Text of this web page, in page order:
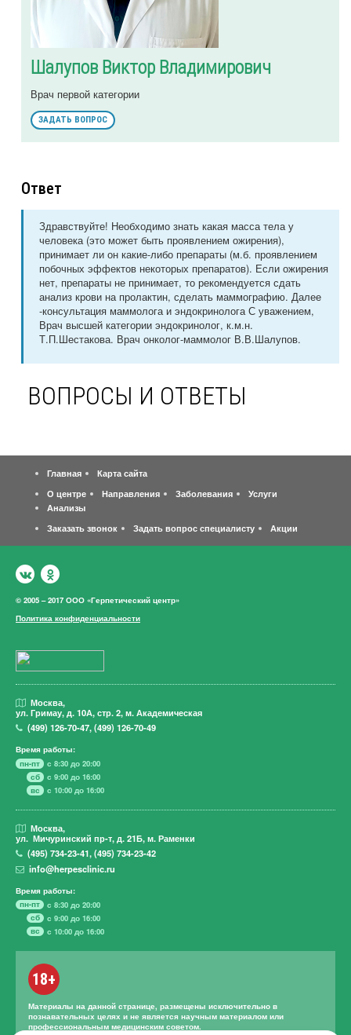
Шалупов Виктор Владимирович
Врач первой категории
ЗАДАТЬ ВОПРОС
Ответ
Здравствуйте! Необходимо знать какая масса тела у
человека (это может быть проявлением ожирения),
принимает ли он какие-либо препараты (м.б. проявлением
побочных эффектов некоторых препаратов). Если ожирения
нет, препараты не принимает, то рекомендуется сдать
анализ крови на пролактин, сделать маммографию. Далее
-консультация маммолога и эндокринолога С уважением,
Врач высшей категории эндокринолог, к.м.н.
Т.П.Шестакова. Врач онколог-маммолог В.В.Шалупов.
ВОПРОСЫ И ОТВЕТЫ
Главная
Карта сайта
О центре
Направления Заболевания
Услуги
Анализы
Заказать звонок
Задать вопрос специалисту Акции
© 2005 – 2017 ООО «Герпетический центр»
Политика конфиденциальности
Москва,
ул. Гримау, д. 10А, стр. 2, м. Академическая
(499)126-70-47,(499)126-70-49
Время работы:
пн-пт
с 8:30 до 20:00
сб
с 9:00 до 16:00
вс
с 10:00 до 16:00
Москва,
ул. Мичуринский пр-т, д. 21Б, м. Раменки
(495)734-23-41,(495)734-23-42
info@herpesclinic.ru
Время работы:
пн-пт
с 8:30 до 20:00
сб
с 9:00 до 16:00
вс
с 10:00 до 16:00
18+
Материалы на данной странице, размещены исключительно в
познавательных целях и не является научным материалом или
профессиональным медицинским советом.